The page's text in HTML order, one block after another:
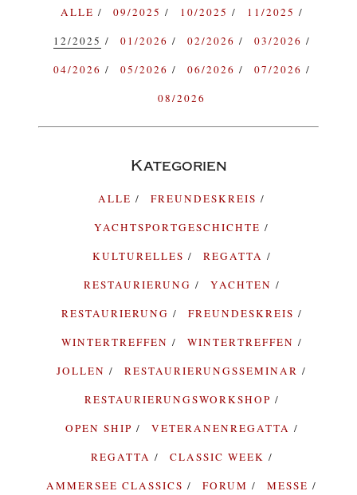
ALLE 09/2025 10/2025
11/2025
12/2025
01/2026 02/2026
03/2026
04/2026
05/2026 06/2026
07/2026
08/2026
Kategorien
ALLE
FREUNDESKREIS
YACHTSPORTGESCHICHTE
KULTURELLES
REGATTA
RESTAURIERUNG
YACHTEN
RESTAURIERUNG
FREUNDESKREIS
WINTERTREFFEN
WINTERTREFFEN
JOLLEN
RESTAURIERUNGSSEMINAR
RESTAURIERUNGSWORKSHOP
OPEN SHIP
VETERANENREGATTA
REGATTA
CLASSIC WEEK
AMMERSEE CLASSICS
FORUM MESSE